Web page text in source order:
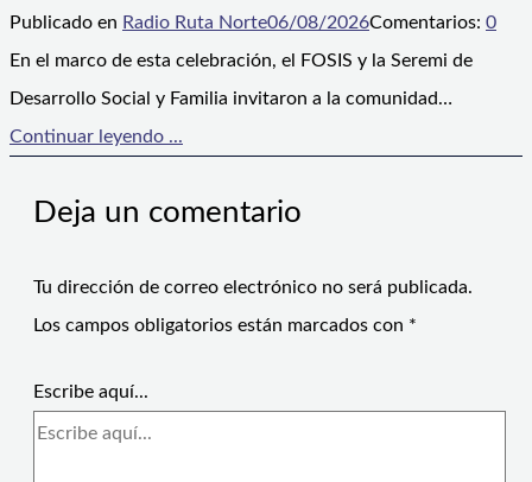
Publicado en Radio Ruta Norte06/08/2026Comentarios: 0
En el marco de esta celebración, el FOSIS y la Seremi de
Desarrollo Social y Familia invitaron a la comunidad…
Continuar leyendo ...
Deja un comentario
Tu dirección de correo electrónico no será publicada.
Los campos obligatorios están marcados con *
Escribe aquí...